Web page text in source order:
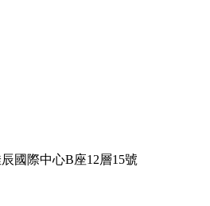
國際中心B座12層15號